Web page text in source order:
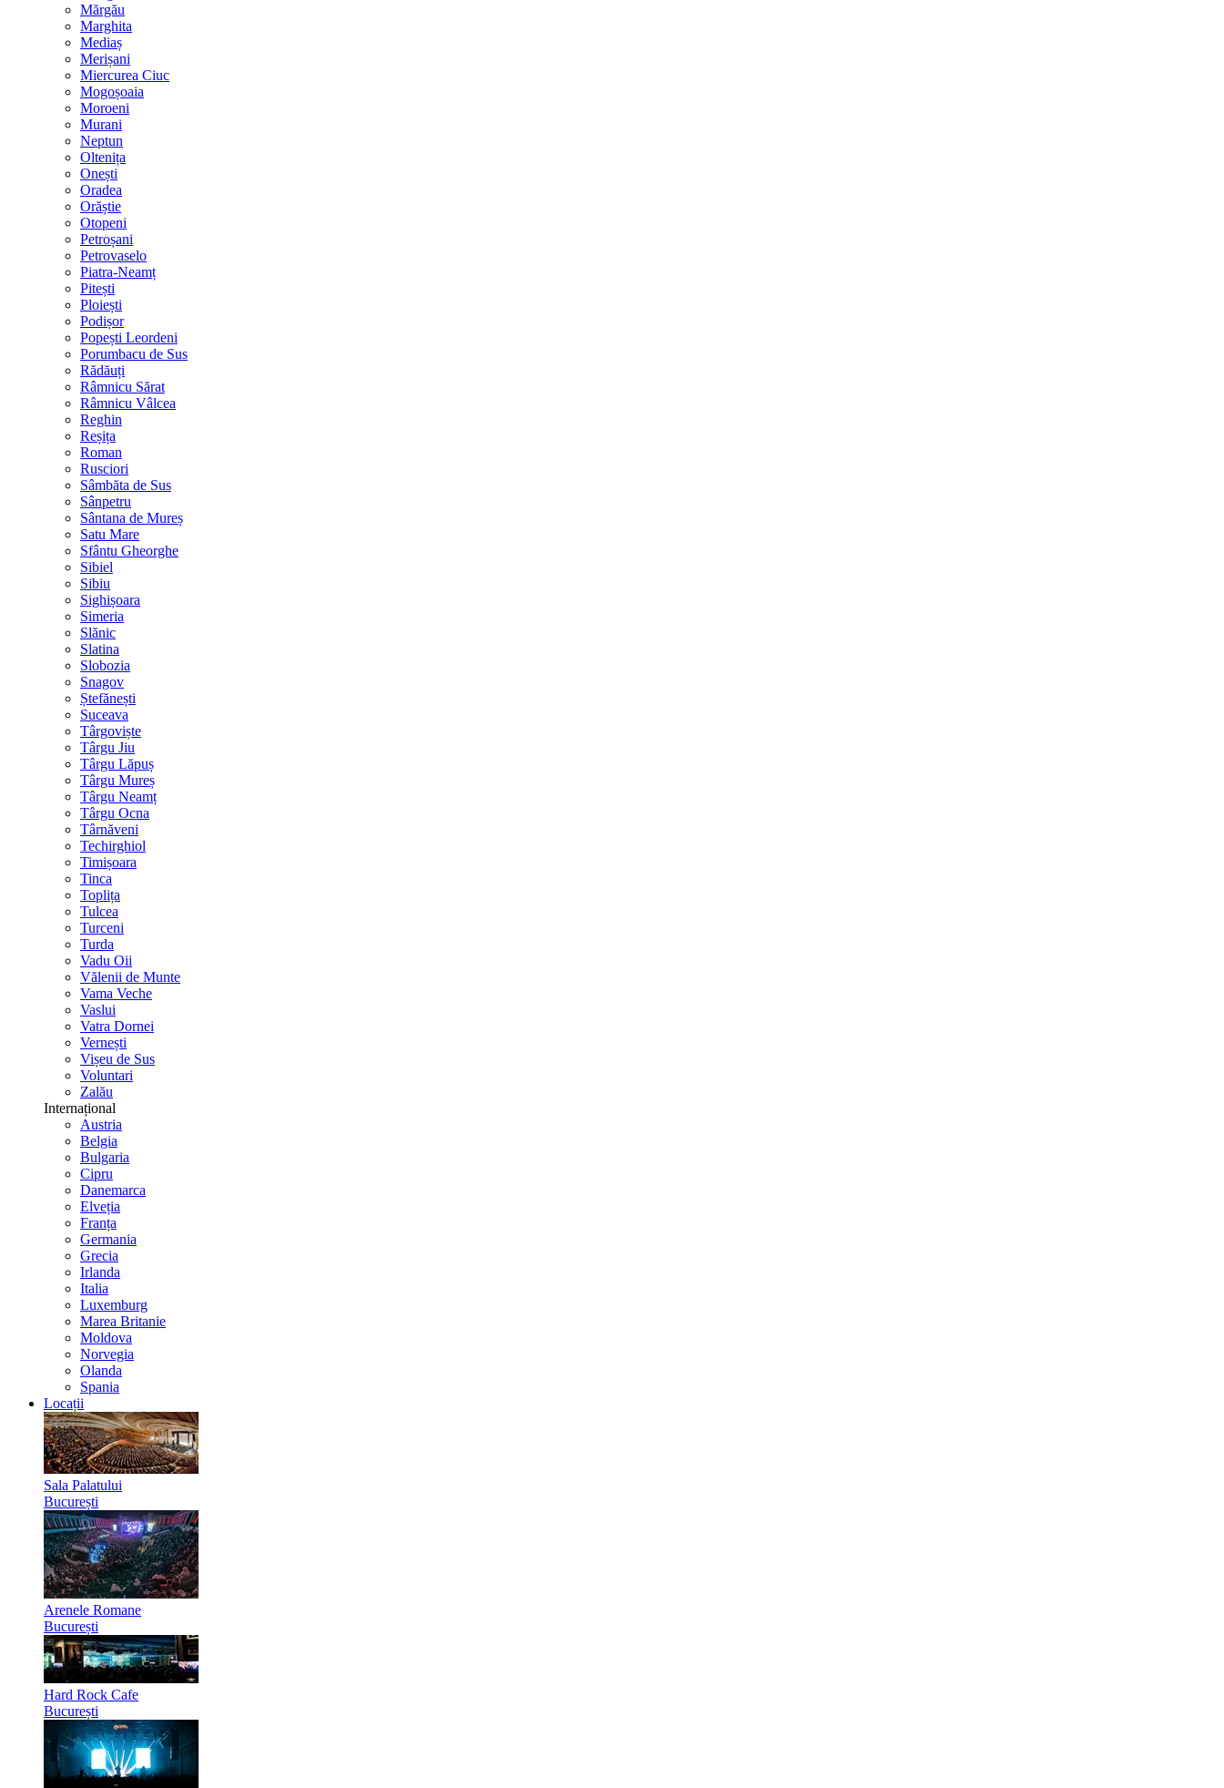
Mărgău
Marghita
Mediaș
Merișani
Miercurea Ciuc
Mogoșoaia
Moroeni
Murani
Neptun
Oltenița
Onești
Oradea
Orăștie
Otopeni
Petroșani
Petrovaselo
Piatra-Neamț
Pitești
Ploiești
Podișor
Popești Leordeni
Porumbacu de Sus
Rădăuți
Râmnicu Sărat
Râmnicu Vâlcea
Reghin
Reșița
Roman
Rusciori
Sâmbăta de Sus
Sânpetru
Sântana de Mureș
Satu Mare
Sfântu Gheorghe
Sibiel
Sibiu
Sighișoara
Simeria
Slănic
Slatina
Slobozia
Snagov
Ștefănești
Suceava
Târgoviște
Târgu Jiu
Târgu Lăpuș
Târgu Mureș
Târgu Neamț
Târgu Ocna
Târnăveni
Techirghiol
Timișoara
Tinca
Toplița
Tulcea
Turceni
Turda
Vadu Oii
Vălenii de Munte
Vama Veche
Vaslui
Vatra Dornei
Vernești
Vișeu de Sus
Voluntari
Zalău
Internațional
Austria
Belgia
Bulgaria
Cipru
Danemarca
Elveția
Franța
Germania
Grecia
Irlanda
Italia
Luxemburg
Marea Britanie
Moldova
Norvegia
Olanda
Spania
Locații
Sala Palatului
București
Arenele Romane
București
Hard Rock Cafe
București